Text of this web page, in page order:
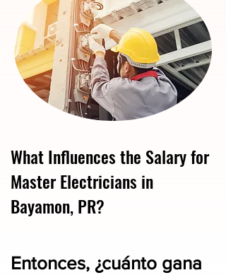
What Influences the Salary for
Master Electricians in
Bayamon, PR?
Entonces, ¿cuánto gana